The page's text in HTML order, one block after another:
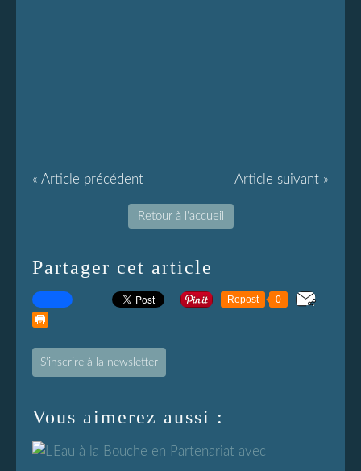
« Article précédent Article suivant »
Retour à l'accueil
Partager cet article
Repost 0
S'inscrire à la newsletter
Vous aimerez aussi :